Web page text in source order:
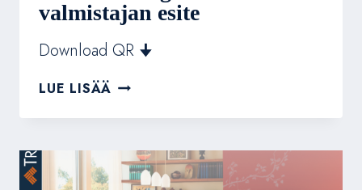
valmistajan esite
Download QR 🠋
LUE LISÄÄ BOEN
CLICK
VALMISTAJAN
ESITE